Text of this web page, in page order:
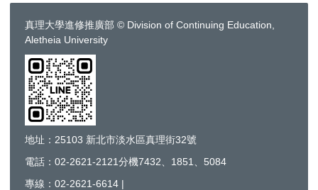
真理大學進修推廣部 © Division of Continuing Education,
Aletheia University
地址：25103 新北市淡水區真理街32號
電話：02-2621-2121分機7432、1851、5084
專線：02-2621-6614 |